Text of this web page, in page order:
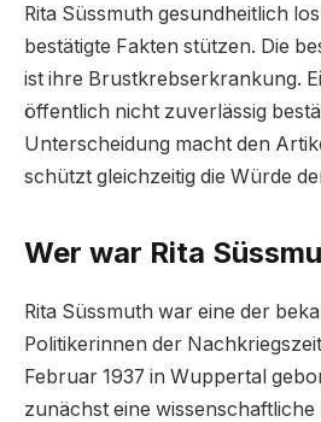
Rita Süssmuth gesundheitlich
bestätigte Fakten stützen. Die
ist ihre Brustkrebserkrankung.
öffentlich nicht zuverlässig
Unterscheidung macht den
schützt gleichzeitig die Würde
Wer war Rita
Rita Süssmuth war eine der
Politikerinnen der
Februar 1937 in Wuppertal
zunächst eine